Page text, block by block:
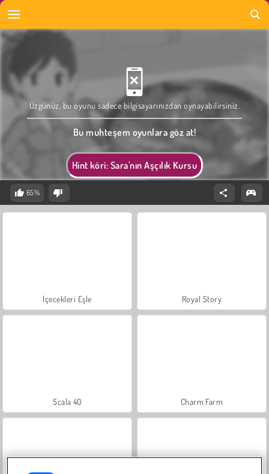
Hint köri: Sara'nın Aşçılık Kursu
Üzgünüz, bu oyunu sadece bilgisayarınızdan oynayabilirsiniz.
Bu muhteşem oyunlara göz at!
65%
İçecekleri Eşle Royal Story
Scala 40 Charm Farm